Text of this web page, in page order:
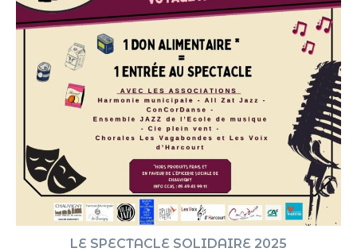
LE SPECTACLE SOLIDAIRE 2025